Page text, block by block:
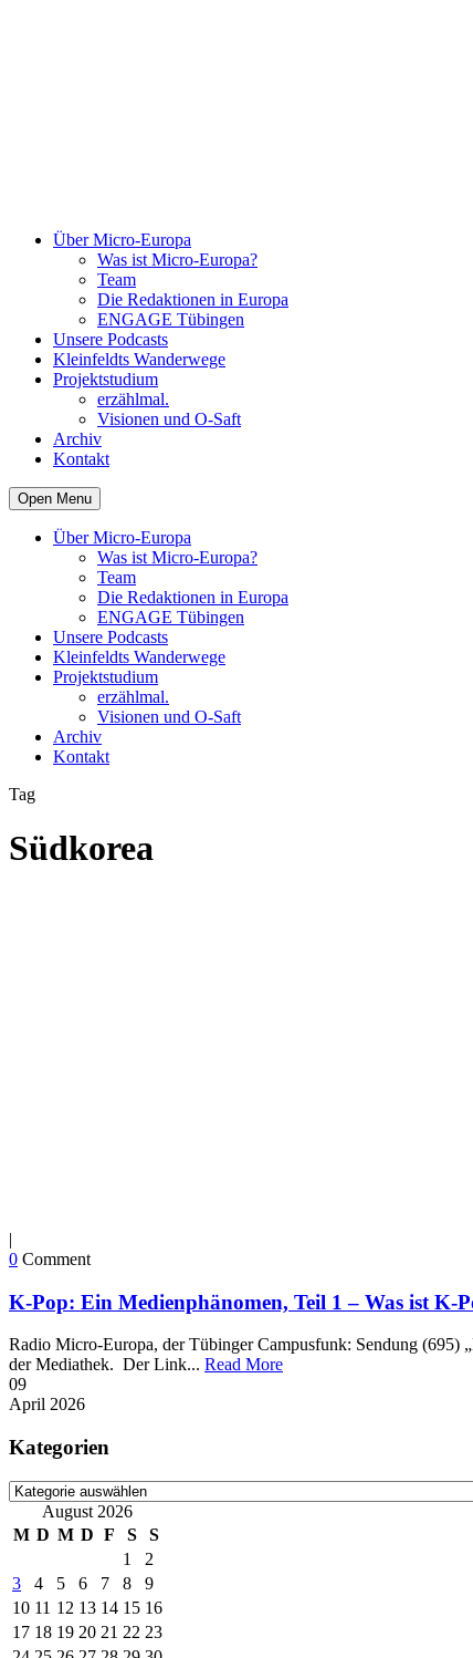
Über Micro-Europa
Was ist Micro-Europa?
Team
Die Redaktionen in Europa
ENGAGE Tübingen
Unsere Podcasts
Kleinfeldts Wanderwege
Projektstudium
erzählmal.
Visionen und O-Saft
Archiv
Kontakt
Open Menu
Über Micro-Europa
Was ist Micro-Europa?
Team
Die Redaktionen in Europa
ENGAGE Tübingen
Unsere Podcasts
Kleinfeldts Wanderwege
Projektstudium
erzählmal.
Visionen und O-Saft
Archiv
Kontakt
Tag
Südkorea
|
0 Comment
K-Pop: Ein Medienphänomen, Teil 1 – Was ist K-
Radio Micro-Europa, der Tübinger Campusfunk: Sendung (695)
der Mediathek. Der Link... Read More
09
April 2026
Kategorien
Kategorien
August 2026
M D M D F S
S
1
2
3
4 5 6 7 8
9
10 11 12 13 14 15 16
17 18 19 20 21 22 23